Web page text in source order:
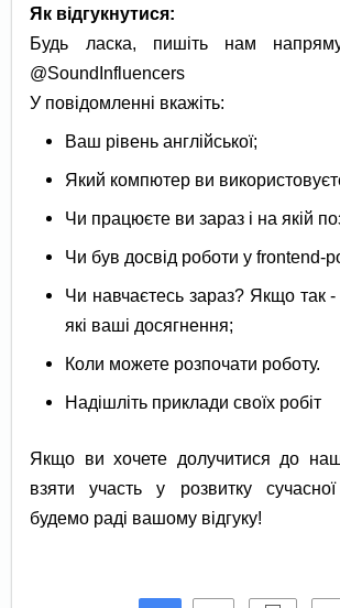
Як відгукнутися:
Будь ласка, пишіть нам
@SoundInfluencers
У повідомленні вкажіть:
Ваш рівень англійської;
Який компютер ви
Чи працюєте ви зараз і на якій
Чи був досвід роботи у frontend-
Чи навчаєтесь зараз? Якщо так -
які ваші досягнення;
Коли можете розпочати роботу.
Надішліть приклади своїх робіт
Якщо ви хочете долучитися до
взяти участь у розвитку
будемо раді вашому відгуку!